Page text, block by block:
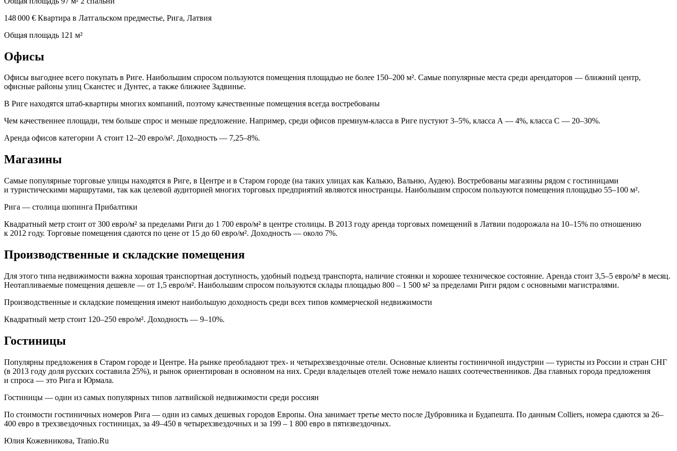
148 000 € Квартира в Латгальском предместье, Рига, Латвия
Общая площадь 121 м²
Офисы
Офисы выгоднее всего покупать в Риге. Наибольшим спросом пользуются помещения площадью не более 150–200 м². Самые популярные места среди арендаторов — ближний центр,
офисные районы улиц Сканстес и Дунтес, а также ближнее Задвинье.
В Риге находятся штаб-квартиры многих компаний, поэтому качественные помещения всегда востребованы
Чем качественнее площади, тем больше спрос и меньше предложение. Например, среди офисов премиум-класса в Риге пустуют 3–5%, класса А — 4%, класса С — 20–30%.
Аренда офисов категории А стоит 12–20 евро/м². Доходность — 7,25–8%.
Магазины
Самые популярные торговые улицы находятся в Риге, в Центре и в Старом городе (на таких улицах как Калькю, Вальню, Аудею). Востребованы магазины рядом с гостиницами
и туристическими маршрутами, так как целевой аудиторией многих торговых предприятий являются иностранцы. Наибольшим спросом пользуются помещения площадью 55–100 м².
Рига — столица шопинга Прибалтики
Квадратный метр стоит от 300 евро/м² за пределами Риги до 1 700 евро/м² в центре столицы. В 2013 году аренда торговых помещений в Латвии подорожала на 10–15% по отношению
к 2012 году. Торговые помещения сдаются по цене от 15 до 60 евро/м². Доходность — около 7%.
Производственные и складские помещения
Для этого типа недвижимости важна хорошая транспортная доступность, удобный подъезд транспорта, наличие стоянки и хорошее техническое состояние. Аренда стоит 3,5–5 евро/м² в месяц.
Неотапливаемые помещения дешевле — от 1,5 евро/м². Наибольшим спросом пользуются склады площадью 800 – 1 500 м² за пределами Риги рядом с основными магистралями.
Производственные и складские помещения имеют наибольшую доходность среди всех типов коммерческой недвижимости
Квадратный метр стоит 120–250 евро/м². Доходность — 9–10%.
Гостиницы
Популярны предложения в Старом городе и Центре. На рынке преобладают трех- и четырехзвездочные отели. Основные клиенты гостиничной индустрии — туристы из России и стран СНГ
(в 2013 году доля русских составила 25%), и рынок ориентирован в основном на них. Среди владельцев отелей тоже немало наших соотечественников. Два главных города предложения
и спроса — это Рига и Юрмала.
Гостиницы — один из самых популярных типов латвийской недвижимости среди россиян
По стоимости гостиничных номеров Рига — один из самых дешевых городов Европы. Она занимает третье место после Дубровника и Будапешта. По данным Colliers, номера сдаются за 26–
400 евро в трехзвездочных гостиницах, за 49–450 в четырехзвездочных и за 199 – 1 800 евро в пятизвездочных.
Юлия Кожевникова, Tranio.Ru